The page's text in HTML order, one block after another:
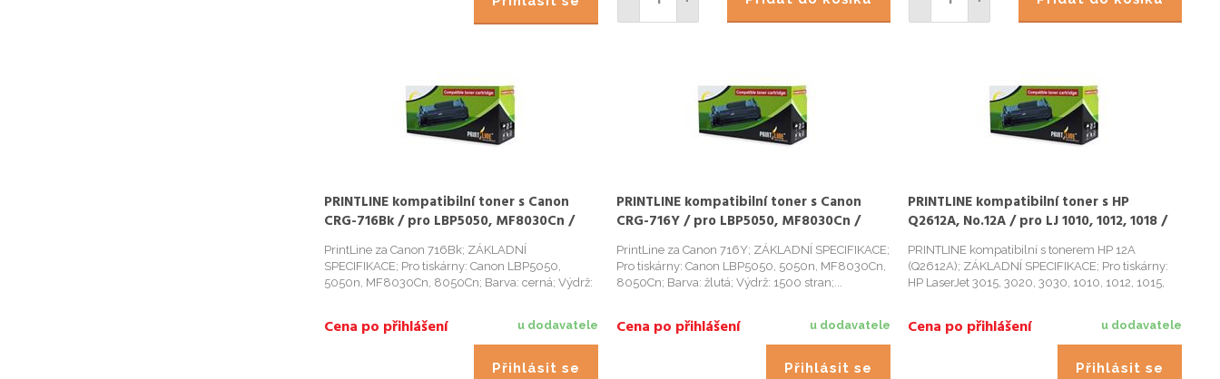
PRINTLINE kompatibilní toner s Canon
CRG-716Bk / pro LBP5050, MF8030Cn /
2.300 stran, černý
PrintLine za Canon 716Bk; ZÁKLADNÍ
SPECIFIKACE; Pro tiskárny: Canon LBP5050,
5050n, MF8030Cn, 8050Cn; Barva: cerná; Výdrž:
u dodavatele
Cena po přihlášení
Přihlásit se
PRINTLINE kompatibilní toner s Canon
CRG-716Y / pro LBP5050, MF8030Cn /
1.500 stran, žlutý
PrintLine za Canon 716Y; ZÁKLADNÍ SPECIFIKACE;
Pro tiskárny: Canon LBP5050, 5050n, MF8030Cn,
8050Cn; Barva: žlutá; Výdrž: 1500 stran;...
u dodavatele
Cena po přihlášení
Přihlásit se
PRINTLINE kompatibilní toner s HP
Q2612A, No.12A / pro LJ 1010, 1012, 1018 /
2.000 stran, černý
PRINTLINE kompatibilní s tonerem HP 12A
(Q2612A); ZÁKLADNÍ SPECIFIKACE; Pro tiskárny:
HP LaserJet 3015, 3020, 3030, 1010, 1012, 1015,
u dodavatele
Cena po přihlášení
Přihlásit se